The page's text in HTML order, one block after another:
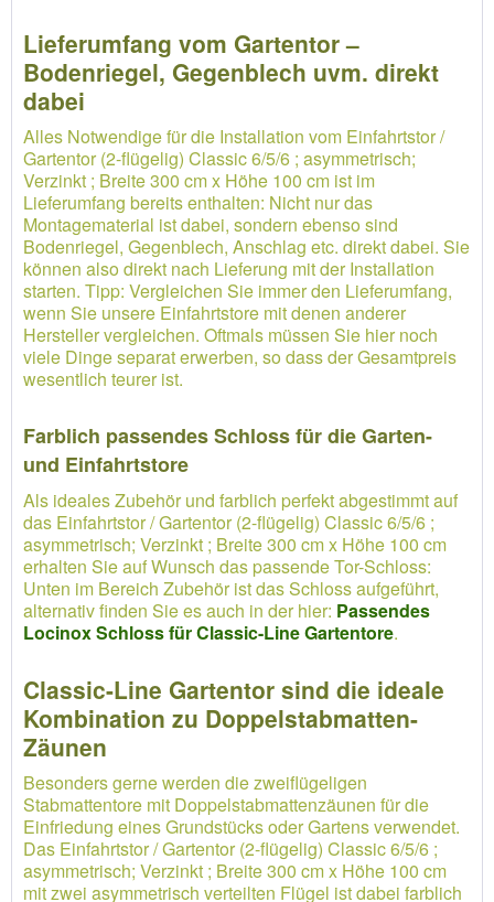
Lieferumfang vom Gartentor –
Bodenriegel, Gegenblech uvm. direkt
dabei
Alles Notwendige für die Installation vom Einfahrtstor /
Gartentor (2-flügelig) Classic 6/5/6 ; asymmetrisch;
Verzinkt ; Breite 300 cm x Höhe 100 cm ist im
Lieferumfang bereits enthalten: Nicht nur das
Montagematerial ist dabei, sondern ebenso sind
Bodenriegel, Gegenblech, Anschlag etc. direkt dabei. Sie
können also direkt nach Lieferung mit der Installation
starten. Tipp: Vergleichen Sie immer den Lieferumfang,
wenn Sie unsere Einfahrtstore mit denen anderer
Hersteller vergleichen. Oftmals müssen Sie hier noch
viele Dinge separat erwerben, so dass der Gesamtpreis
wesentlich teurer ist.
Farblich passendes Schloss für die Garten-
und Einfahrtstore
Als ideales Zubehör und farblich perfekt abgestimmt auf
das Einfahrtstor / Gartentor (2-flügelig) Classic 6/5/6 ;
asymmetrisch; Verzinkt ; Breite 300 cm x Höhe 100 cm
erhalten Sie auf Wunsch das passende Tor-Schloss:
Unten im Bereich Zubehör ist das Schloss aufgeführt,
alternativ finden Sie es auch in der hier: Passendes
Locinox Schloss für Classic-Line Gartentore.
Classic-Line Gartentor sind die ideale
Kombination zu Doppelstabmatten-
Zäunen
Besonders gerne werden die zweiflügeligen
Stabmattentore mit Doppelstabmattenzäunen für die
Einfriedung eines Grundstücks oder Gartens verwendet.
Das Einfahrtstor / Gartentor (2-flügelig) Classic 6/5/6 ;
asymmetrisch; Verzinkt ; Breite 300 cm x Höhe 100 cm
mit zwei asymmetrisch verteilten Flügel ist dabei farblich